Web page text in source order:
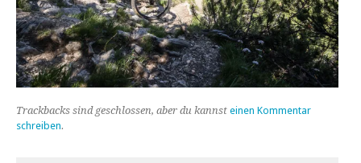
Trackbacks sind geschlossen, aber du kannst einen Kommentar
schreiben.